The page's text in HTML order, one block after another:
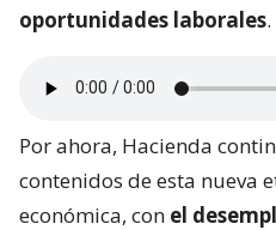
oportunidades laborales.
Por ahora, Hacienda
contenidos de esta nueva
económica, con el